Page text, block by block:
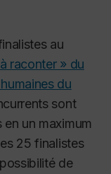
au
raconter » du
du
sont
un maximum
25 finalistes
de